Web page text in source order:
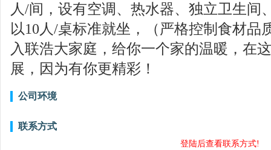
人/间，设有空调、热水器、独立卫生间
以10人/桌标准就坐，（严格控制食材品
入联浩大家庭，给你一个家的温暖，在
展，因为有你更精彩！
公司环境
联系方式
登陆后查看联系方式!